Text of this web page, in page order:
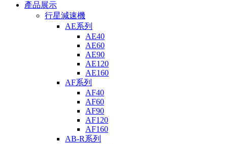
產品展示
行星減速機
AE系列
AE40
AE60
AE90
AE120
AE160
AF系列
AF40
AF60
AF90
AF120
AF160
AB-R系列